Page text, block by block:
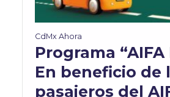
CdMx Ahora
Programa “AIFA
En beneficio de
pasajeros del